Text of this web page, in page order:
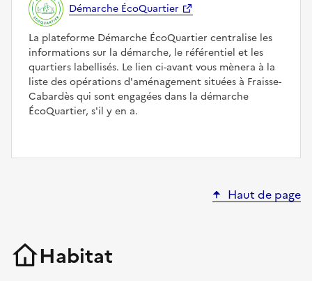
Démarche ÉcoQuartier
La plateforme Démarche ÉcoQuartier centralise les
informations sur la démarche, le référentiel et les
quartiers labellisés. Le lien ci-avant vous mènera à la
liste des opérations d'aménagement situées à Fraisse-
Cabardès qui sont engagées dans la démarche
ÉcoQuartier, s'il y en a.
Haut de page
Habitat